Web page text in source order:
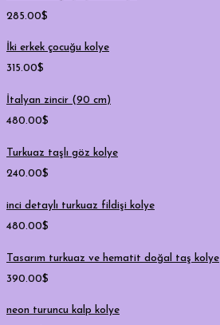
285.00$
İki erkek çocuğu kolye
315.00$
İtalyan zincir (90 cm)
480.00$
Turkuaz taşlı göz kolye
240.00$
inci detaylı turkuaz fildişi kolye
480.00$
Tasarım turkuaz ve hematit doğal taş kolye
390.00$
neon turuncu kalp kolye